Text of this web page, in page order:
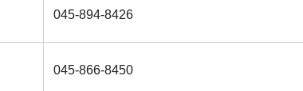
045-894-8426
045-866-8450